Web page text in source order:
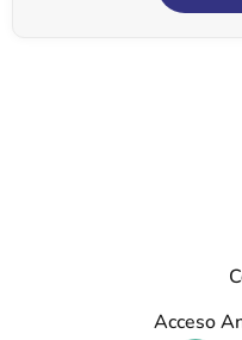
Acceso